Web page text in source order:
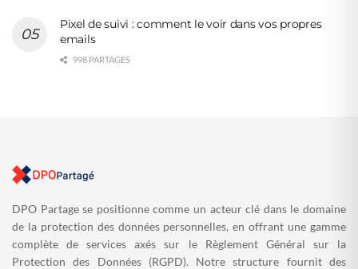
Pixel de suivi : comment le voir dans vos propres
emails
998 PARTAGES
DPO Partage se positionne comme un acteur clé dans le domaine
de la protection des données personnelles, en offrant une gamme
complète de services axés sur le Règlement Général sur la
Protection des Données (RGPD). Notre structure fournit des